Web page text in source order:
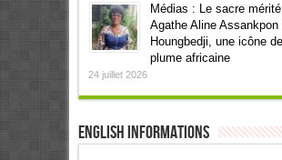
Médias : Le sacre
Agathe Aline Assankpon
Houngbedji, une icône
plume africaine
24 juillet 2026
English informations